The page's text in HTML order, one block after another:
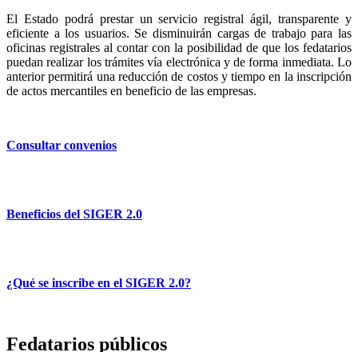
El Estado podrá prestar un servicio registral ágil, transparente y
eficiente a los usuarios. Se disminuirán cargas de trabajo para las
oficinas registrales al contar con la posibilidad de que los fedatarios
puedan realizar los trámites vía electrónica y de forma inmediata. Lo
anterior permitirá una reducción de costos y tiempo en la inscripción
de actos mercantiles en beneficio de las empresas.
Consultar convenios
Beneficios del SIGER 2.0
¿Qué se inscribe en el SIGER 2.0?
Fedatarios públicos